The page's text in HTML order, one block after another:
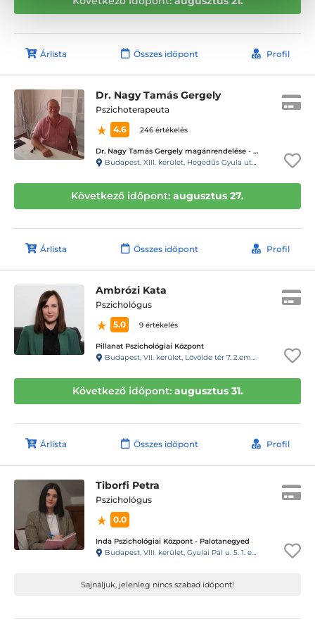
Árlista Összes időpont Profil
Dr. Nagy Tamás Gergely
Pszichoterapeuta
4.6
246 értékelés
Dr. Nagy Tamás Gergely magánrendelése - XIII. kerület Hegedűs Gyula utca
Budapest, XIII. kerület, Hegedűs Gyula utca 13. 1/3. (kapucsengő: 27)
Következő időpont: augusztus 27.
Árlista Összes időpont Profil
Ambrózi Kata
Pszichológus
5.0
9 értékelés
Pillanat Pszichológiai Központ
Budapest, VII. kerület, Lövölde tér 7. 2.emelet 7. ajtó (29-es csengő)
Következő időpont: augusztus 31.
Árlista Összes időpont Profil
Tiborfi Petra
Pszichológus
0.0
Inda Pszichológiai Központ - Palotanegyed
Budapest, VIII. kerület, Gyulai Pál u. 5. 1. emelet 3., kapucsengő: INDA Pszi
Sajnáljuk, jelenleg nincs szabad időpont!